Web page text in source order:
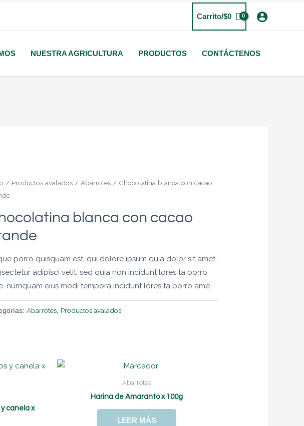
Carrito/$0
NUESTRA AGRICULTURA PRODUCTOS CONTÁCTENOS
/ Productos avalados / Abarrotes / Chocolatina blanca con cacao
blanca con cacao
porro quisquam est, qui dolore ipsum quia dolor sit amet,
adipisci velit, sed quia non incidunt lores ta porro
numquam eius modi tempora incidunt lores ta porro ame.
Abarrotes Productos avalados
canela x
Abarrotes
Harina de Amaranto x 100g
LEER MÁS